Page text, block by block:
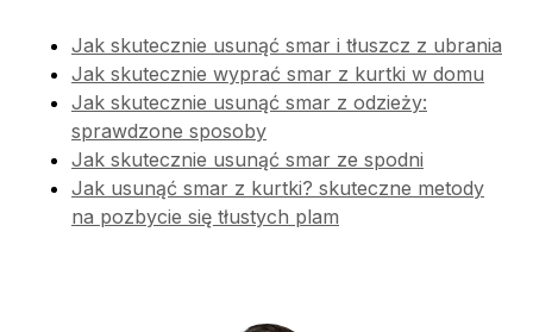
Jak skutecznie usunąć smar i tłuszcz z ubrania
Jak skutecznie wyprać smar z kurtki w domu
Jak skutecznie usunąć smar z odzieży:
sprawdzone sposoby
Jak skutecznie usunąć smar ze spodni
Jak usunąć smar z kurtki? skuteczne metody
na pozbycie się tłustych plam